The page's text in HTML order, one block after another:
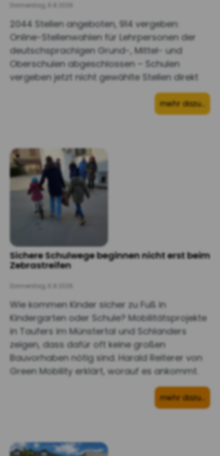
Donnerstag, 6.8.2026
2044 Stellen angeboten, 914 vergeben:
Online-Stellenwahlen für Lehrpersonen der
deutschsprachigen Grund-, Mittel- und
Oberschulen abgeschlossen – Schulen
vergeben jetzt nicht gewählte Stellen direkt
mehr dazu…
Sichere Schulwege beginnen nicht erst beim
Zebrastreifen
Donnerstag, 6.8.2026
Wie kommen Kinder sicher zu Fuß in
Kindergarten oder Schule? Mobilitätsprojekte
in Taufers im Münstertal und Schlanders
zeigen, dass dafür oft keine großen
Bauvorhaben nötig sind. Harald Reiterer von
Green Mobility erklärt, worauf es ankommt.
mehr dazu…